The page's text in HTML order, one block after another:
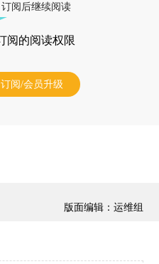
阅后继续阅读
阅的阅读权限
订阅/会员升级
版面编辑：运维组